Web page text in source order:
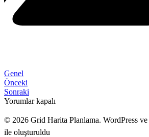
Genel
Önceki
Sonraki
Yorumlar kapalı
© 2026 Grid Harita Planlama. WordPress ve
ile oluşturuldu